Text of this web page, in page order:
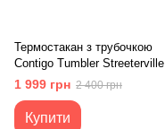
Термостакан з трубочкою
Contigo Tumbler Streeterville
1182 мл Coral (2204454)
1 999 грн 2 400 грн
Купити